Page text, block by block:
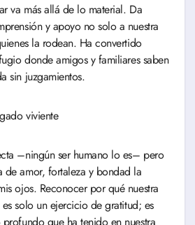
va más allá de lo material. Da
y apoyo no solo a nuestra
la rodean. Ha convertido
donde amigos y familiares saben
sin juzgamientos.
viviente
–ningún ser humano lo es– pero
de amor, fortaleza y bondad la
ojos. Reconocer por qué nuestra
solo un ejercicio de gratitud; es